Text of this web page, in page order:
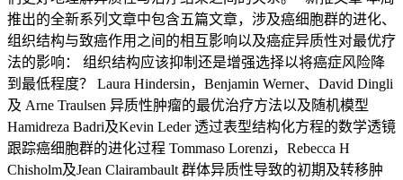
推出的全新系列文章中包含五篇文章，涉及癌细胞群的进化、
组织结构与致癌作用之间的相互影响以及癌症异质性对最优疗
法的影响： 组织结构应该抑制还是增强选择以将癌症风险降
到最低程度？ Laura Hindersin，Benjamin Werner、David Dingli
及 Arne Traulsen 异质性肿瘤的最优治疗方法以及随机模型
Hamidreza Badri及Kevin Leder 透过表型结构化方程的数学透镜
跟踪癌细胞群的进化过程 Tommaso Lorenzi，Rebecca H
Chisholm及Jean Clairambault 群体异质性导致的初期及转移肿